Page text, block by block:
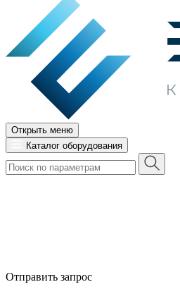
Открыть меню
Каталог оборудования
Отправить запрос